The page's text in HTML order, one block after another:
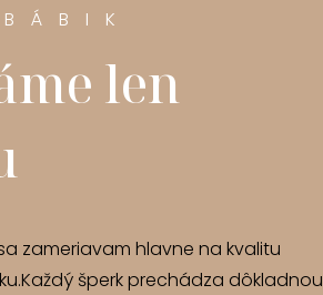
len
zameriavam hlavne na kvalitu
šperk prechádza dôkladnou